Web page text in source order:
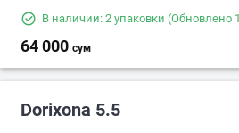
В наличии: 2 упаковки (Обновлено
64 000 сум
Dorixona 5.5